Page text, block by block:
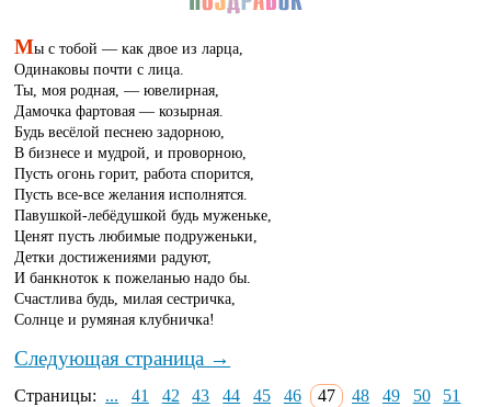
Мы с тобой — как двое из ларца,
Одинаковы почти с лица.
Ты, моя родная, — ювелирная,
Дамочка фартовая — козырная.
Будь весёлой песнею задорною,
В бизнесе и мудрой, и проворною,
Пусть огонь горит, работа спорится,
Пусть все-все желания исполнятся.
Павушкой-лебёдушкой будь муженьке,
Ценят пусть любимые подруженьки,
Детки достижениями радуют,
И банкноток к пожеланью надо бы.
Счастлива будь, милая сестричка,
Солнце и румяная клубничка!
Следующая страница →
Страницы: ... 41 42 43 44 45 46 47 48 49 50 51